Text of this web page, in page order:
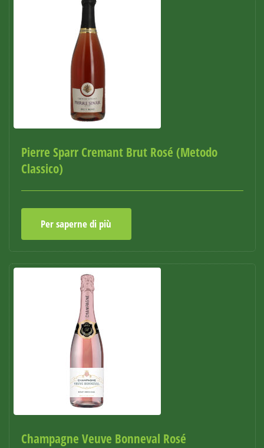
Pierre Sparr Cremant Brut Rosé (Metodo
Classico)
Per saperne di più
Champagne Veuve Bonneval Rosé